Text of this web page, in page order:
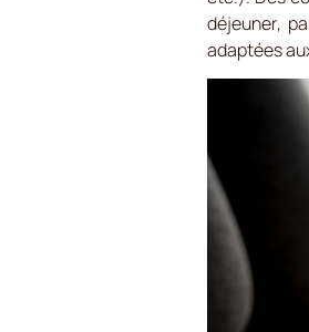
déjeuner,
adaptées